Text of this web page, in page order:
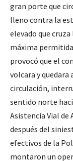
gran porte que
lleno contra la
elevado que
máxima
provocó que el
volcara y
circulación,
sentido norte
Asistencia Vial
después del
efectivos de la
montaron un